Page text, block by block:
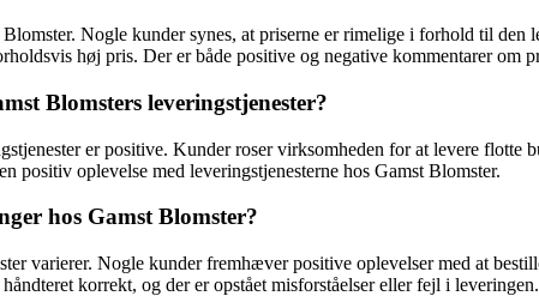
Nogle kunder synes, at priserne er rimelige i forhold til
høj pris. Der er både positive og negative kommentarer om
Blomsters leveringstjenester?
er positive. Kunder roser virksomheden for at levere
oplevelse med leveringstjenesterne hos Gamst Blomster.
hos Gamst Blomster?
varierer. Nogle kunder fremhæver positive oplevelser med at
korrekt, og der er opstået misforståelser eller fejl i